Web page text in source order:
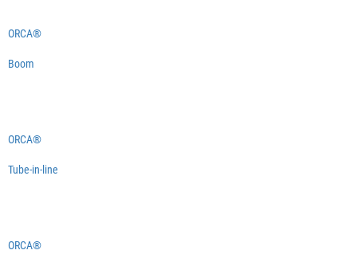
ORCA®
Boom
ORCA®
Tube-in-line
ORCA®